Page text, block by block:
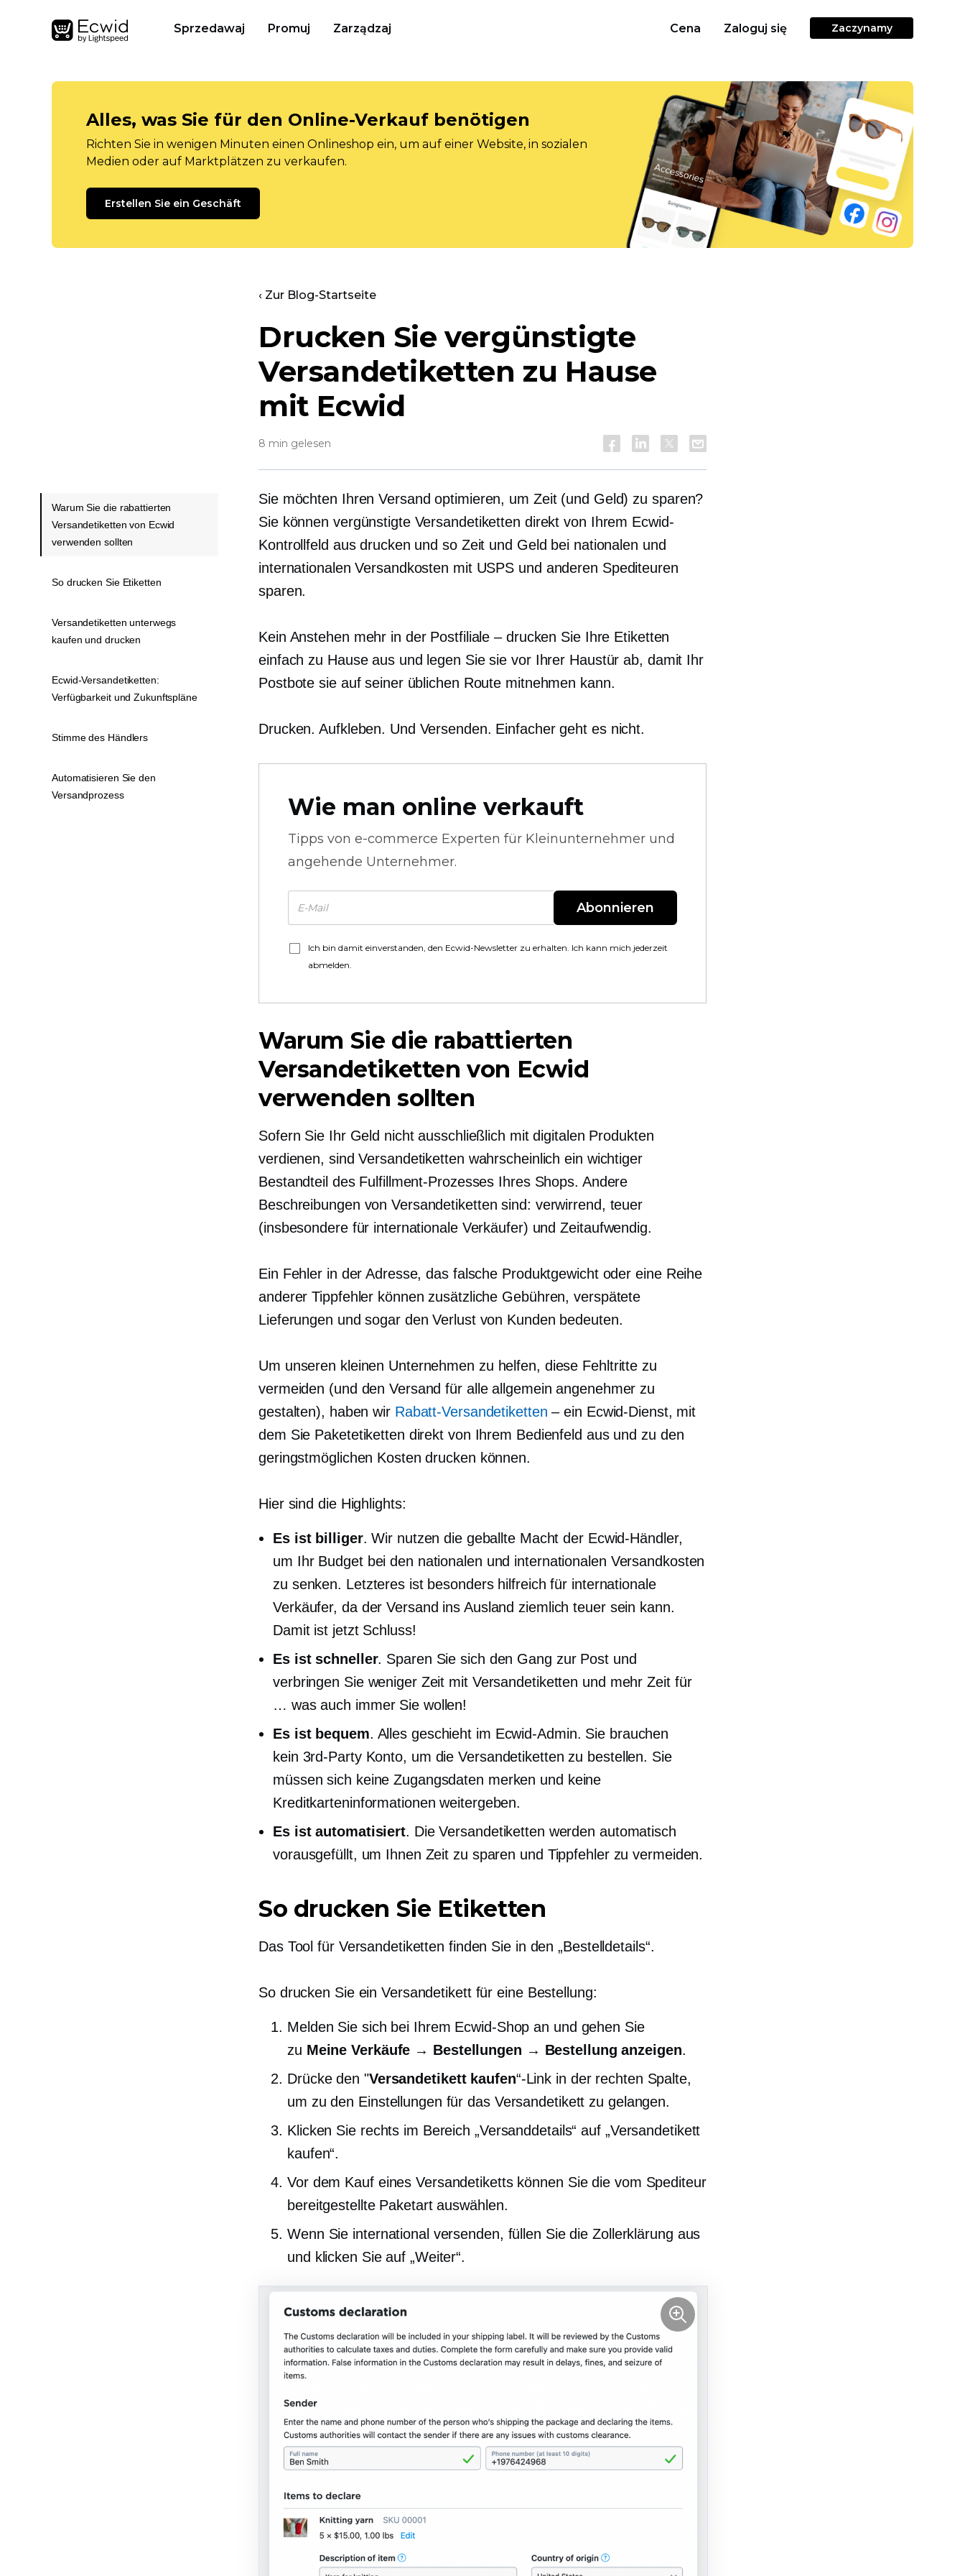
Sprzedawaj Promuj Zarządzaj Cena Zaloguj się Zaczynamy
Alles, was Sie für den Online-Verkauf benötigen
Richten Sie in wenigen Minuten einen Onlineshop ein, um auf einer Website, in sozialen
Medien oder auf Marktplätzen zu verkaufen.
Erstellen Sie ein Geschäft
‹ Zur Blog-Startseite
Drucken Sie vergünstigte
Versandetiketten zu Hause
mit Ecwid
8 min gelesen
Sie möchten Ihren Versand optimieren, um Zeit (und Geld) zu sparen?
Sie können vergünstigte Versandetiketten direkt von Ihrem Ecwid-
Kontrollfeld aus drucken und so Zeit und Geld bei nationalen und
internationalen Versandkosten mit USPS und anderen Spediteuren
sparen.
Kein Anstehen mehr in der Postfiliale – drucken Sie Ihre Etiketten
einfach zu Hause aus und legen Sie sie vor Ihrer Haustür ab, damit Ihr
Postbote sie auf seiner üblichen Route mitnehmen kann.
Drucken. Aufkleben. Und Versenden. Einfacher geht es nicht.
Wie man online verkauft
Tipps von e-commerce Experten für Kleinunternehmer und
angehende Unternehmer.
Abonnieren
Ich bin damit einverstanden, den Ecwid-Newsletter zu erhalten. Ich kann mich jederzeit
abmelden.
Warum Sie die rabattierten
Versandetiketten von Ecwid
verwenden sollten
Sofern Sie Ihr Geld nicht ausschließlich mit digitalen Produkten
verdienen, sind Versandetiketten wahrscheinlich ein wichtiger
Bestandteil des Fulfillment-Prozesses Ihres Shops. Andere
Beschreibungen von Versandetiketten sind: verwirrend, teuer
(insbesondere für internationale Verkäufer) undZeitaufwendig.
Ein Fehler in der Adresse, das falsche Produktgewicht oder eine Reihe
anderer Tippfehler können zusätzliche Gebühren, verspätete
Lieferungen und sogar den Verlust von Kunden bedeuten.
Um unseren kleinen Unternehmen zu helfen, diese Fehltritte zu
vermeiden (und den Versand für alle allgemein angenehmer zu
gestalten), haben wir Rabatt-Versandetiketten – ein Ecwid-Dienst, mit
dem Sie Paketetiketten direkt von Ihrem Bedienfeld aus und zu den
geringstmöglichen Kosten drucken können.
Hier sind die Highlights:
Es ist billiger. Wir nutzen die geballte Macht der Ecwid-Händler,
um Ihr Budget bei den nationalen und internationalen Versandkosten
zu senken. Letzteres ist besonders hilfreich für internationale
Verkäufer, da der Versand ins Ausland ziemlich teuer sein kann.
Damit ist jetzt Schluss!
Es ist schneller. Sparen Sie sich den Gang zur Post und
verbringen Sie weniger Zeit mit Versandetiketten und mehr Zeit für
… was auch immer Sie wollen!
Es ist bequem. Alles geschieht im Ecwid-Admin. Sie brauchen
kein 3rd-PartyKonto, um die Versandetiketten zu bestellen. Sie
müssen sich keine Zugangsdaten merken und keine
Kreditkarteninformationen weitergeben.
Es ist automatisiert. Die Versandetiketten werden automatisch
vorausgefüllt, um Ihnen Zeit zu sparen und Tippfehler zu vermeiden.
So drucken Sie Etiketten
Das Tool für Versandetiketten finden Sie in den „Bestelldetails“.
So drucken Sie ein Versandetikett für eine Bestellung:
Melden Sie sich bei Ihrem Ecwid-Shop an und gehen Sie
zu Meine Verkäufe → Bestellungen → Bestellung anzeigen.
Drücke den "Versandetikett kaufen“-Link in der rechten Spalte,
um zu den Einstellungen für das Versandetikett zu gelangen.
Klicken Sie rechts im Bereich „Versanddetails“ auf „Versandetikett
kaufen“.
Vor dem Kauf eines Versandetiketts können Sie die vom Spediteur
bereitgestellte Paketart auswählen.
Wenn Sie international versenden, füllen Sie die Zollerklärung aus
und klicken Sie auf „Weiter“.
Warum Sie die rabattierten
Versandetiketten von Ecwid
verwenden sollten
So drucken Sie Etiketten
Versandetiketten unterwegs
kaufen und drucken
Ecwid-Versandetiketten:
Verfügbarkeit und Zukunftspläne
Stimme des Händlers
Automatisieren Sie den
Versandprozess